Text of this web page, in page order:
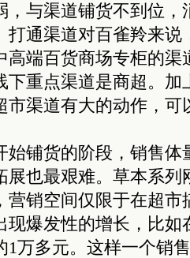
与渠道铺货不到位，
打通渠道对百雀羚来说
端百货商场专柜的渠
下重点渠道是商超。加
市渠道有大的动作，可
铺货的阶段，销售体
展也最艰难。草本系列
营销空间仅限于在超市
现爆发性的增长，比如
1万多元。这样一个销